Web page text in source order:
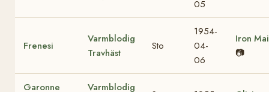
05
Frenesi
Varmblodig
Travhäst
Sto
1954-
04-
06
Iron
📷
Garonne
Varmblodig